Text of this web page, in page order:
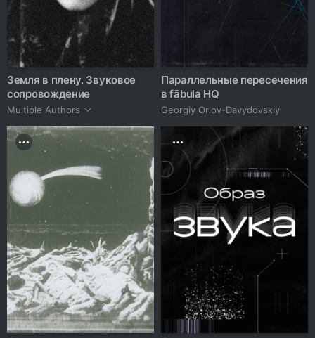
Земля в плену. Звуковое
сопровождение
Multiple Authors
Параллельные пересечения
в fābula HQ
Georgiy Orlov-Davydovskiy